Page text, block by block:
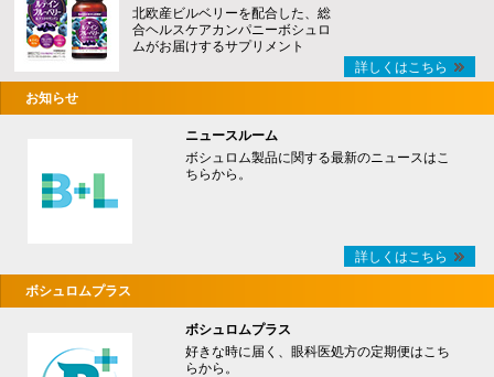
北欧産ビルベリーを配合した、総
合ヘルスケアカンパニーボシュロ
ムがお届けするサプリメント
詳しくはこちら
お知らせ
ニュースルーム
ボシュロム製品に関する最新のニュースはこ
ちらから。
詳しくはこちら
ボシュロムプラス
ボシュロムプラス
好きな時に届く、眼科医処方の定期便はこち
らから。